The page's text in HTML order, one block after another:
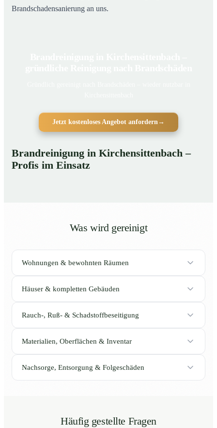
Brandschadensanierung an uns.
Jetzt kostenloses Angebot anfordern→
Brandreinigung in Kirchensittenbach –
Profis im Einsatz
Was wird gereinigt
Wohnungen & bewohnten Räumen
Häuser & kompletten Gebäuden
Rauch-, Ruß- & Schadstoffbeseitigung
Materialien, Oberflächen & Inventar
Nachsorge, Entsorgung & Folgeschäden
Häufig gestellte Fragen